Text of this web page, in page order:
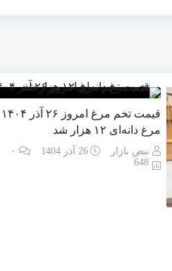
مرغ دانه‌ای ۱۲ هزار شد
نبض بازار 26 آذر 1404
۰
648